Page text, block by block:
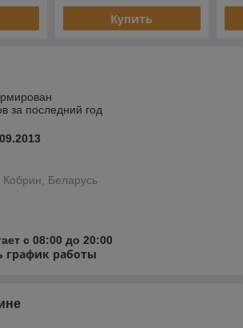
Купить
за последний год
Беларусь
с 08:00 до 20:00
график работы